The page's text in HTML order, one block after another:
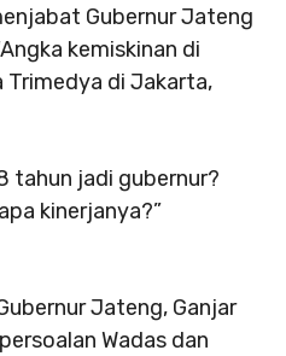
Gubernur Jateng
kemiskinan di
Trimedya di Jakarta,
tahun jadi gubernur?
kinerjanya?”
Jateng, Ganjar
Wadas dan